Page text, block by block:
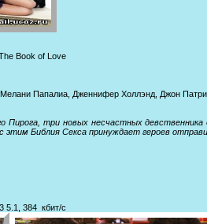
Book of Love
Папалиа, Дженнифер Холлэнд, Джон
Пирога, три новых несчастных
этим Библия Секса принуждает героев
5.1, 384 кбит/с